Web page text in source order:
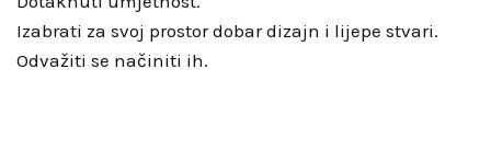
Izabrati za svoj prostor dobar dizajn i lijepe stvari.
Odvažiti se načiniti ih.